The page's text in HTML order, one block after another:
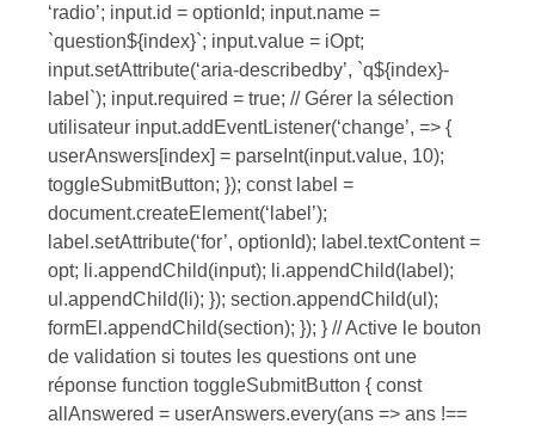
‘radio’; input.id = optionId; input.name =
`question${index}`; input.value = iOpt;
input.setAttribute(‘aria-describedby’, `q${index}-
label`); input.required = true; // Gérer la sélection
utilisateur input.addEventListener(‘change’, => {
userAnswers[index] = parseInt(input.value, 10);
toggleSubmitButton; }); const label =
document.createElement(‘label’);
label.setAttribute(‘for’, optionId); label.textContent =
opt; li.appendChild(input); li.appendChild(label);
ul.appendChild(li); }); section.appendChild(ul);
formEl.appendChild(section); }); } // Active le bouton
de validation si toutes les questions ont une
réponse function toggleSubmitButton { const
allAnswered = userAnswers.every(ans => ans !==